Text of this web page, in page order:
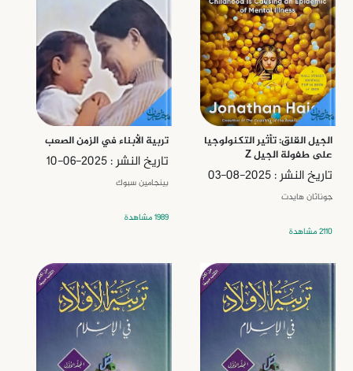
الجيل القلق: تأثير التكنولوجيا
على طفولة الجيل Z
تاريخ النشر : 2025-08-03
جوناثان هايدت
2110 مشاهدة
تربية الأبناء في الزمن الصعب
تاريخ النشر : 2025-06-10
بينجامين سبوك
1989 مشاهدة